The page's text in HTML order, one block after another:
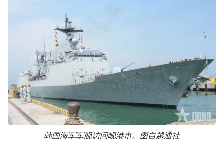
韩国海军军舰访问岘港市。图自越通社